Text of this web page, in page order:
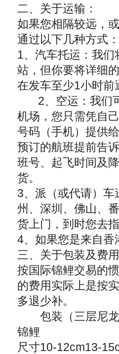
二、关于运输：
如果您相隔较远，
通过以下几种方式：
1、汽车托运：我
站，但你要将详细
在发车至少1小时前
2、空运：我们可
机场，您只需凭自
号码（手机）提供
预订的航班提前告
班号、起飞时间及
货。
3、派（或代请）
州、深圳、佛山、
货上门，到时您去
4、如果您是来自香
三、关于包装及费
按国际锦鲤交易的
的费用实际上是按
多退少补。
包装（三层尼龙
锦鲤
尺寸10-12cm13-